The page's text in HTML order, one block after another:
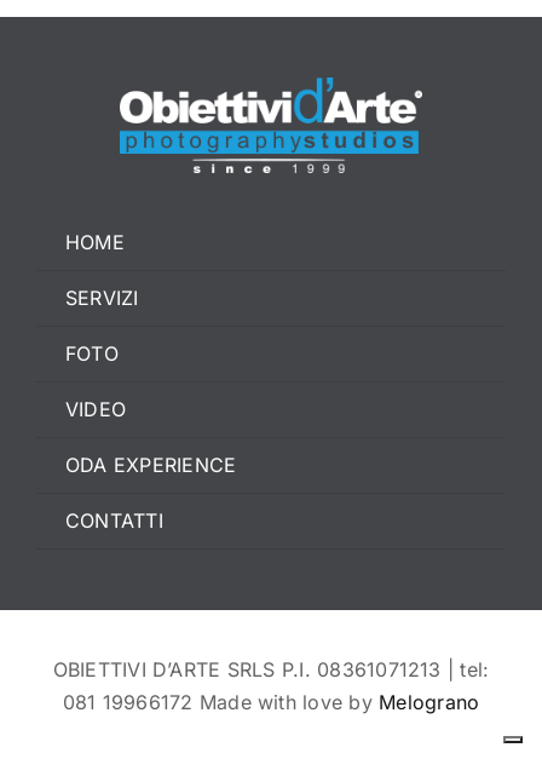
HOME
SERVIZI
FOTO
VIDEO
ODA EXPERIENCE
CONTATTI
OBIETTIVI D’ARTE SRLS P.I. 08361071213 | tel:
081 19966172 Made with love by Melograno